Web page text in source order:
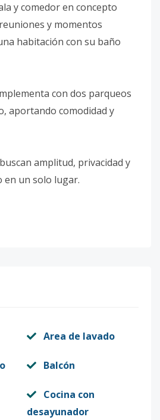
y comedor en concepto
y momentos
habitación con su baño
con dos parqueos
aportando comodidad y
amplitud, privacidad y
en un solo lugar.
Area de lavado
Balcón
Cocina con
desayunador